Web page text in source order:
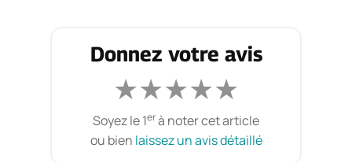
Donnez votre avis
★★★★★
Soyez le 1erà noter cet article
ou bien laissez un avis détaillé